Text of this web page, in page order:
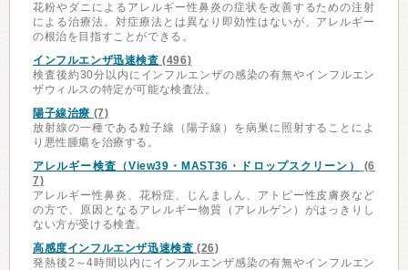
花粉やダニによるアレルギー性鼻炎の症状を改善するための注射
による治療法。対症療法とは異なり即効性はないが、アレルギー
の根治を目指すことができる。
インフルエンザ迅速検査 (496)
検査後約30分以内にインフルエンザの感染の有無やインフルエン
ザウィルスの特定が可能な検査法。
陽子線治療 (7)
放射線の一種である粒子線（陽子線）を病巣に照射することによ
り悪性腫瘍を治療する。
アレルギー検査（View39・MAST36・ドロップスクリーン）
(6
7)
アレルギー性鼻炎、花粉症、じんましん、アトピー性皮膚炎など
の方で、原因となるアレルギー物質（アレルゲン）がはっきりし
ない方が受ける検査。
高感度インフルエンザ迅速検査 (26)
発熱後2～4時間以内にインフルエンザ感染の有無やインフルエン